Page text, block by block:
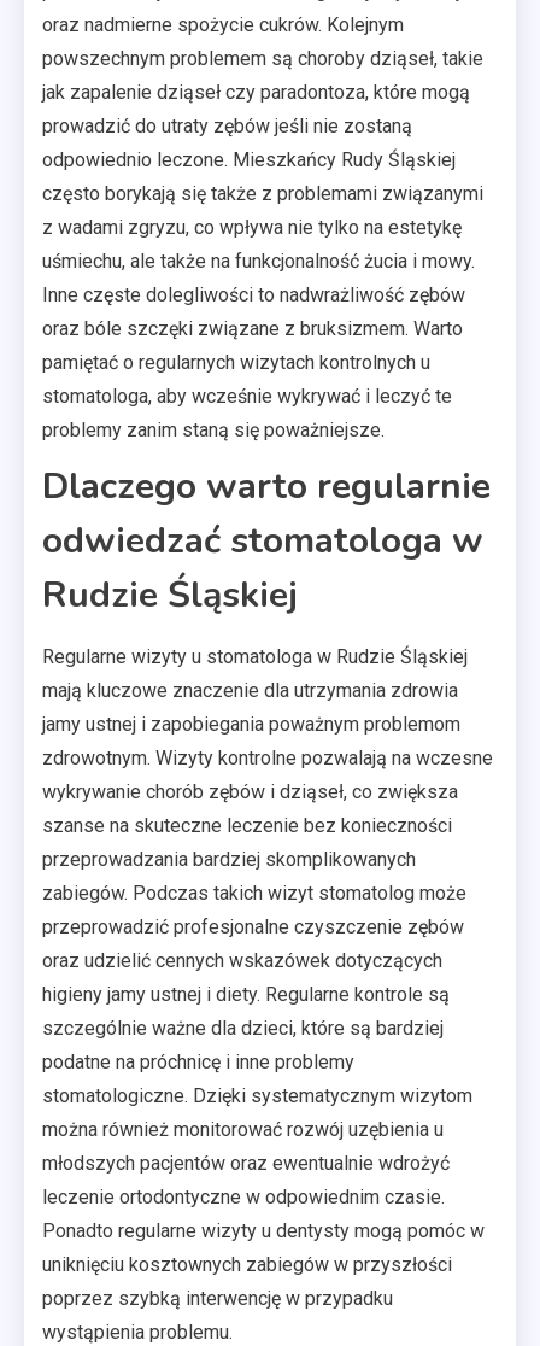
oraz nadmierne spożycie cukrów. Kolejnym
powszechnym problemem są choroby dziąseł, takie
jak zapalenie dziąseł czy paradontoza, które mogą
prowadzić do utraty zębów jeśli nie zostaną
odpowiednio leczone. Mieszkańcy Rudy Śląskiej
często borykają się także z problemami związanymi
z wadami zgryzu, co wpływa nie tylko na estetykę
uśmiechu, ale także na funkcjonalność żucia i mowy.
Inne częste dolegliwości to nadwrażliwość zębów
oraz bóle szczęki związane z bruksizmem. Warto
pamiętać o regularnych wizytach kontrolnych u
stomatologa, aby wcześnie wykrywać i leczyć te
problemy zanim staną się poważniejsze.
Dlaczego warto regularnie
odwiedzać stomatologa w
Rudzie Śląskiej
Regularne wizyty u stomatologa w Rudzie Śląskiej
mają kluczowe znaczenie dla utrzymania zdrowia
jamy ustnej i zapobiegania poważnym problemom
zdrowotnym. Wizyty kontrolne pozwalają na wczesne
wykrywanie chorób zębów i dziąseł, co zwiększa
szanse na skuteczne leczenie bez konieczności
przeprowadzania bardziej skomplikowanych
zabiegów. Podczas takich wizyt stomatolog może
przeprowadzić profesjonalne czyszczenie zębów
oraz udzielić cennych wskazówek dotyczących
higieny jamy ustnej i diety. Regularne kontrole są
szczególnie ważne dla dzieci, które są bardziej
podatne na próchnicę i inne problemy
stomatologiczne. Dzięki systematycznym wizytom
można również monitorować rozwój uzębienia u
młodszych pacjentów oraz ewentualnie wdrożyć
leczenie ortodontyczne w odpowiednim czasie.
Ponadto regularne wizyty u dentysty mogą pomóc w
uniknięciu kosztownych zabiegów w przyszłości
poprzez szybką interwencję w przypadku
wystąpienia problemu.